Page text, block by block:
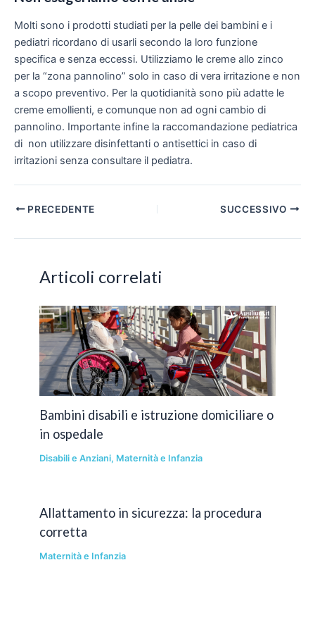
Molti sono i prodotti studiati per la pelle dei bambini e i
pediatri ricordano di usarli secondo la loro funzione
specifica e senza eccessi. Utilizziamo le creme allo zinco
per la “zona pannolino” solo in caso di vera irritazione e non
a scopo preventivo. Per la quotidianità sono più adatte le
creme emollienti, e comunque non ad ogni cambio di
pannolino. Importante infine la raccomandazione pediatrica
di non utilizzare disinfettanti o antisettici in caso di
irritazioni senza consultare il pediatra.
Navigazione
PRECEDENTE SUCCESSIVO
Articoli correlati
Bambini disabili e istruzione domiciliare o
in ospedale
Disabili e Anziani, Maternità e Infanzia
Allattamento in sicurezza: la procedura
corretta
Maternità e Infanzia